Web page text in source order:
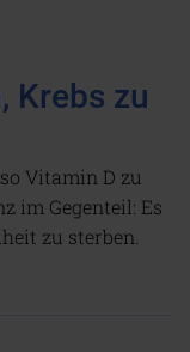
Krebs zu
Vitamin D zu
im Gegenteil: Es
zu sterben.